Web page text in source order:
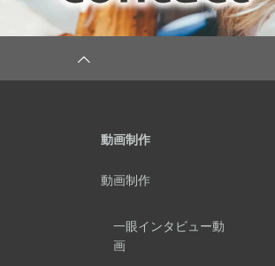
動画制作
動画制作
一眼インタビュー動
画